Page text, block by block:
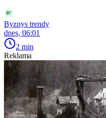
Byznys trendy
dnes, 06:01
2 min
Reklama